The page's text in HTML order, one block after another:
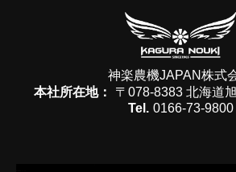
神楽農機JAPAN株式
本社所在地：
〒078-8383 北海道
Tel. 0166-73-9800